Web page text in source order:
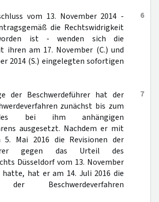
6
vom 13. November 2014 -
die Rechtswidrigkeit
ist - wenden sich die
ihren am 17. November (C.) und
2014 (S.) eingelegten sofortigen
7
der Beschwerdeführer hat der
zunächst bis zum
bei ihm anhängigen
ausgesetzt. Nachdem er mit
5. Mai 2016 die Revisionen der
gegen das Urteil des
Düsseldorf vom 13. November
hatte, hat er am 14. Juli 2016 die
der Beschwerdeverfahren